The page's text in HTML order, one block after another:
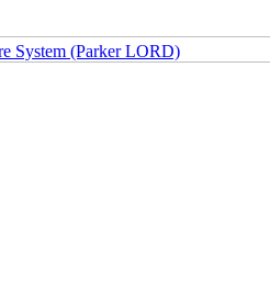
System (Parker LORD)